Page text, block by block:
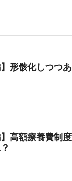
形骸化しつつ
高額療養費制